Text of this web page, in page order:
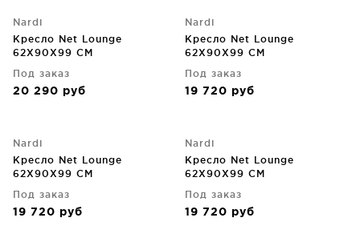
Nardi
Кресло Net Lounge
62X90X99 CM
Под заказ
20 290 руб
Nardi
Кресло Net Lounge
62X90X99 CM
Под заказ
19 720 руб
Nardi
Кресло Net Lounge
62X90X99 CM
Под заказ
19 720 руб
Nardi
Кресло Net Lounge
62X90X99 CM
Под заказ
19 720 руб